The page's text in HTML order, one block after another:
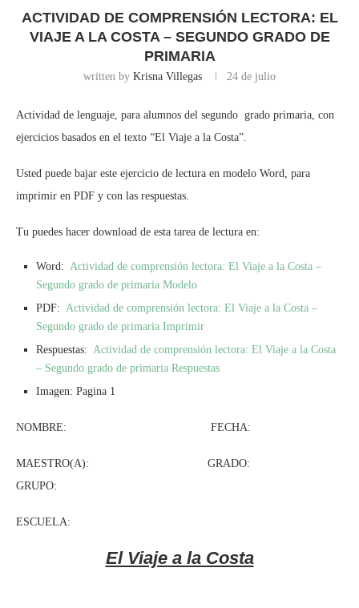
ACTIVIDAD DE COMPRENSIÓN LECTORA: EL
VIAJE A LA COSTA – SEGUNDO GRADO DE
PRIMARIA
written by Krisna Villegas 24 de julio
Actividad de lenguaje, para alumnos del segundo grado primaria, con
ejercicios basados en el texto “El Viaje a la Costa”.
Usted puede bajar este ejercicio de lectura en modelo Word, para
imprimir en PDF y con las respuestas.
Tu puedes hacer download de esta tarea de lectura en:
Word: Actividad de comprensión lectora: El Viaje a la Costa –
Segundo grado de primaria Modelo
PDF: Actividad de comprensión lectora: El Viaje a la Costa –
Segundo grado de primaria Imprimir
Respuestas: Actividad de comprensión lectora: El Viaje a la Costa
– Segundo grado de primaria Respuestas
Imagen: Pagina 1
NOMBRE: FECHA:
MAESTRO(A): GRADO:
GRUPO:
ESCUELA:
El Viaje a la Costa